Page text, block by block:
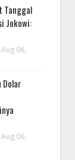
Tanggal
Jokowi:
Aug 06,
Dolar
Aug 06,